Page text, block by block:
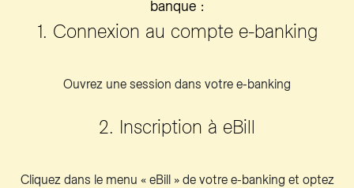
banque :
1. Connexion au compte e-banking
Ouvrez une session dans votre e-banking
2. Inscription à eBill
Cliquez dans le menu « eBill » de votre e-banking et optez